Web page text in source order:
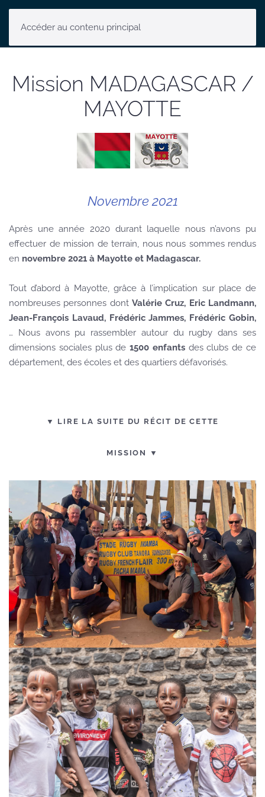
Accéder au contenu principal
Mission MADAGASCAR /
MAYOTTE
Novembre 2021
Après une année 2020 durant laquelle nous n’avons pu
effectuer de mission de terrain, nous nous sommes rendus
en novembre 2021 à Mayotte et Madagascar.
Tout d’abord à Mayotte, grâce à l’implication sur place de
nombreuses personnes dont Valérie Cruz, Eric Landmann,
Jean-François Lavaud, Frédéric Jammes, Frédéric Gobin,
… Nous avons pu rassembler autour du rugby dans ses
dimensions sociales plus de1500 enfantsdes clubs de ce
département, des écoles et des quartiers défavorisés.
▼ LIRE LA SUITE DU RÉCIT DE CETTE
MISSION ▼
VOIR
VOIR